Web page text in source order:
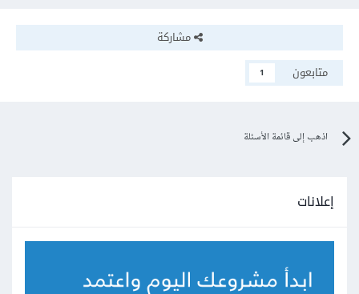
مشاركة
متابعون
1
اذهب إلى قائمة الأسئلة
إعلانات